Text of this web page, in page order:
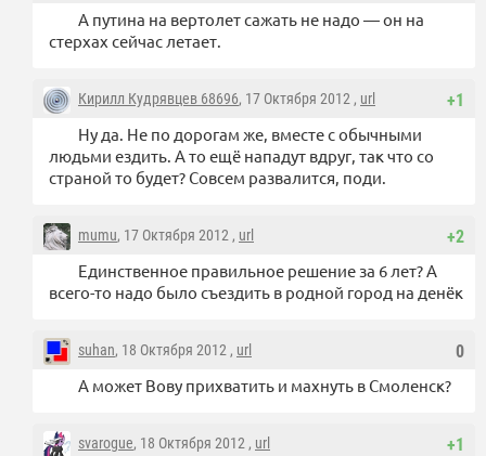
А путина на вертолет сажать не надо — он на
стерхах сейчас летает.
+1
Кирилл Кудрявцев 68696, 17 Октября 2012 , url
Ну да. Не по дорогам же, вместе с обычными
людьми ездить. А то ещё нападут вдруг, так что со
страной то будет? Совсем развалится, поди.
+2
mumu, 17 Октября 2012 , url
Единственное правильное решение за 6 лет? А
всего-то надо было съездить в родной город на денёк
0
suhan, 18 Октября 2012 , url
А может Вову прихватить и махнуть в Смоленск?
+1
svarogue, 18 Октября 2012 , url